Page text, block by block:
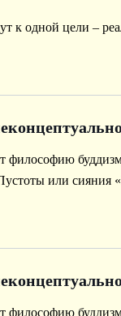
к одной цели –
или сияния